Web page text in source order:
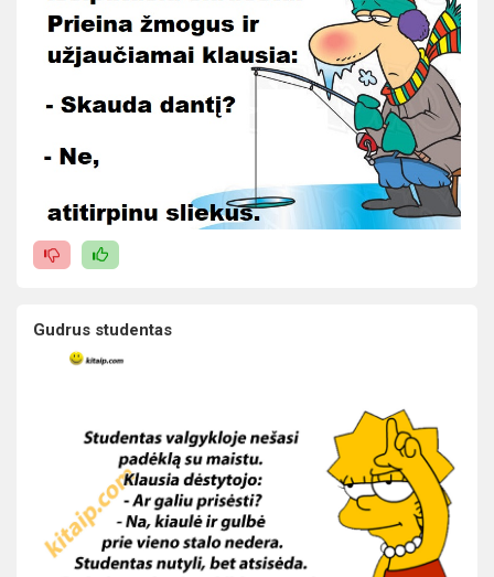
Gudrus studentas